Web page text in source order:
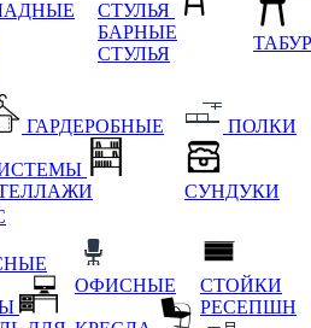
СТУЛЬЯ
БАРНЫЕ
СТУЛЬЯ
ГАРДЕРОБНЫЕ ПОЛКИ
СУНДУКИ
ОФИСНЫЕ
СТОЙКИ
РЕСЕПШН